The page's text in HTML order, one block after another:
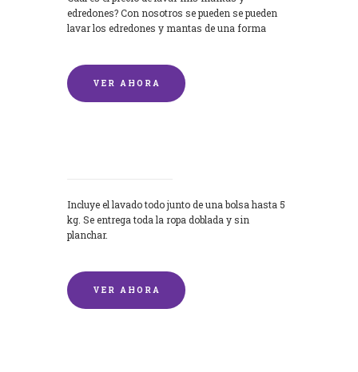
edredones? Con nosotros se pueden se pueden
lavar los edredones y mantas de una forma
VER AHORA
Incluye el lavado todo junto de una bolsa hasta 5
kg. Se entrega toda la ropa doblada y sin
planchar.
VER AHORA